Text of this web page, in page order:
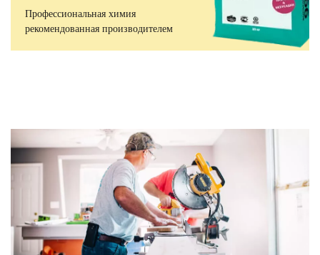
Профессиональная химия
рекомендованная производителем